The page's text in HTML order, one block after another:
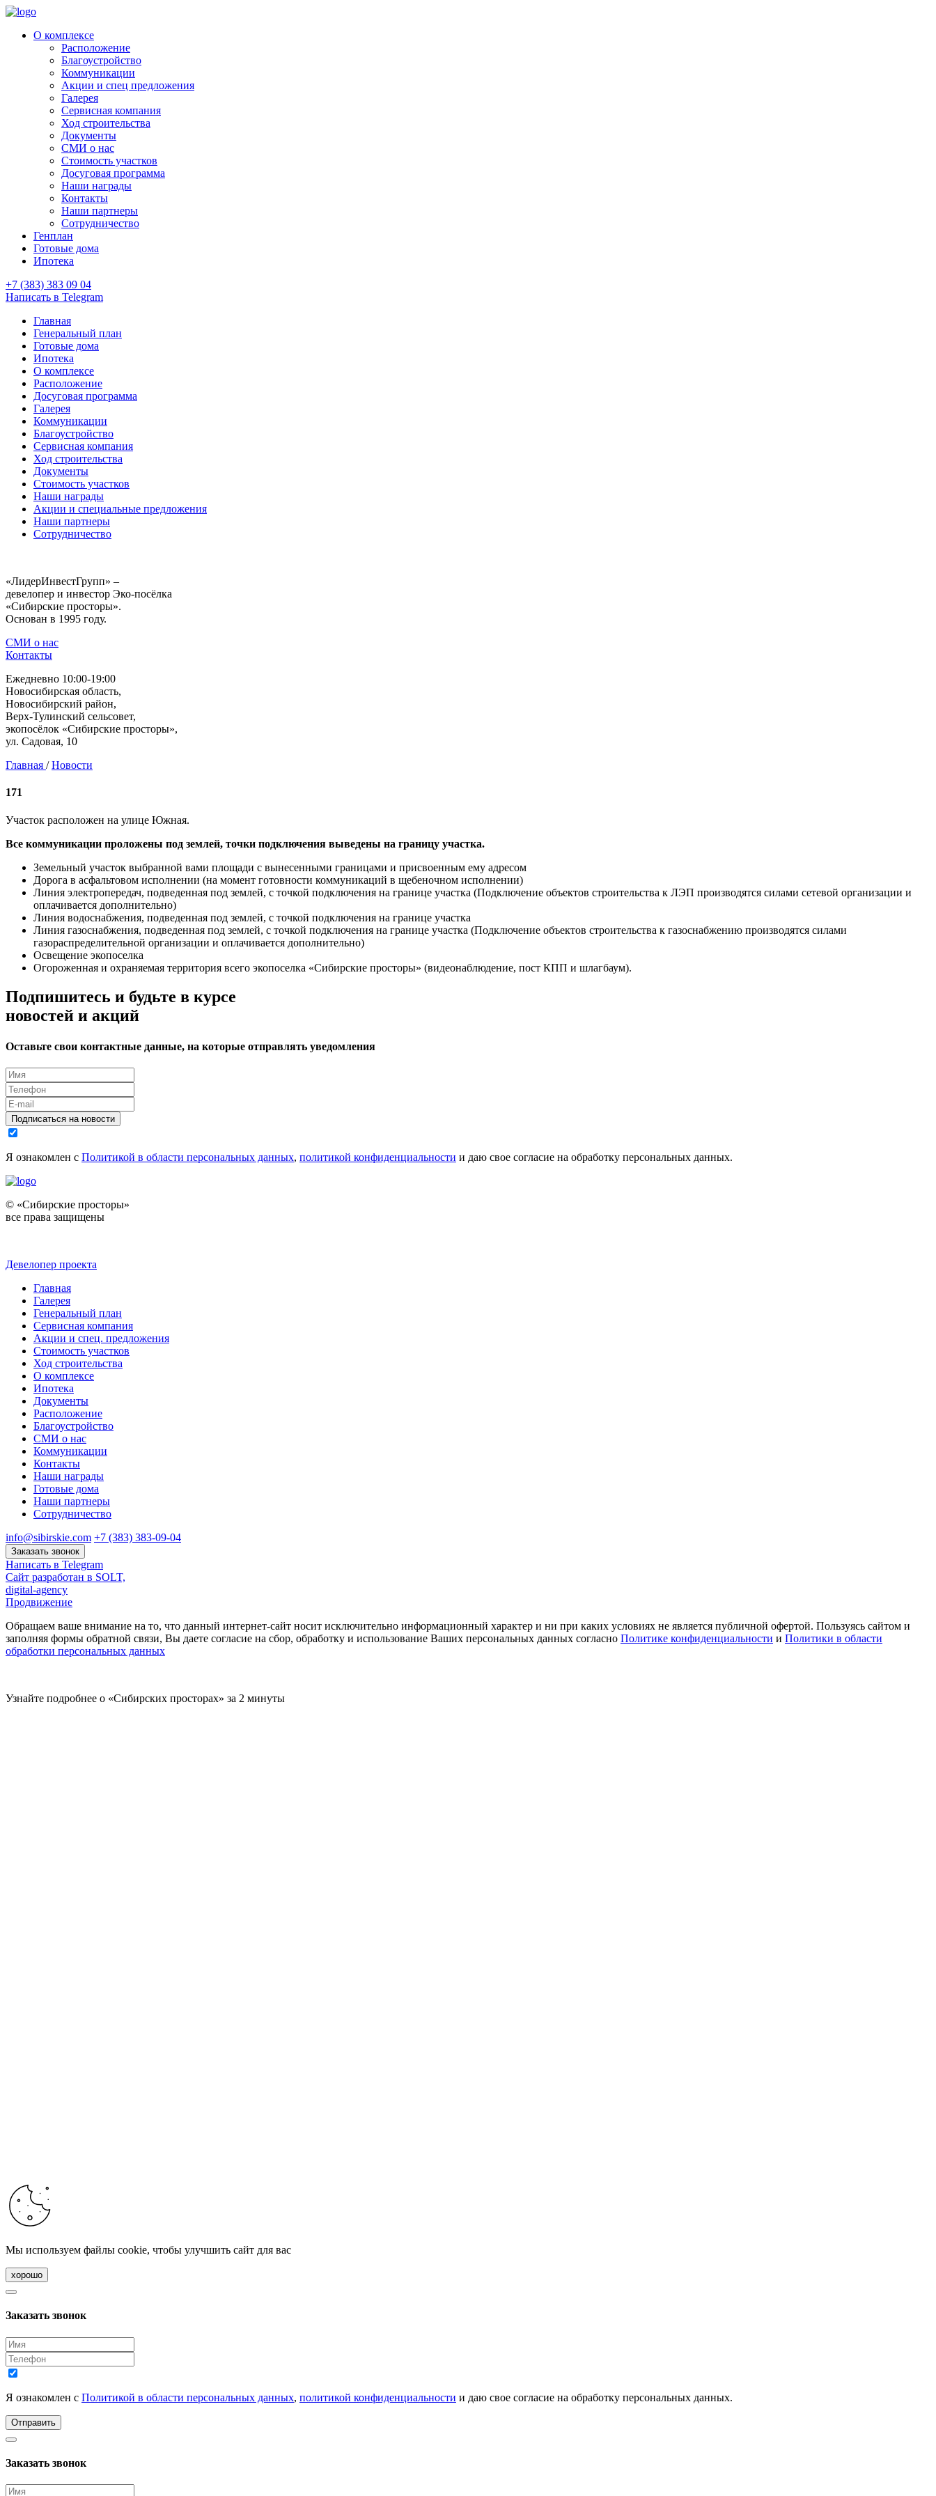
О комплексе
Расположение
Благоустройство
Коммуникации
Акции и спец предложения
Галерея
Сервисная компания
Ход строительства
Документы
СМИ о нас
Стоимость участков
Досуговая программа
Наши награды
Контакты
Наши партнеры
Сотрудничество
Генплан
Готовые дома
Ипотека
+7 (383) 383 09 04
Написать в Telegram
Главная
Генеральный план
Готовые дома
Ипотека
О комплексе
Расположение
Досуговая программа
Галерея
Коммуникации
Благоустройство
Сервисная компания
Ход строительства
Документы
Стоимость участков
Наши награды
Акции и специальные предложения
Наши партнеры
Сотрудничество
«ЛидерИнвестГрупп» –
девелопер и инвестор Эко-посёлка
«Сибирские просторы».
Основан в 1995 году.
СМИ о нас
Контакты
Ежедневно 10:00-19:00
Новосибирская область,
Новосибирский район,
Верх-Тулинский сельсовет,
экопосёлок «Сибирские просторы»,
ул. Садовая, 10
Главная / Новости
171
Участок расположен на улице Южная.
Все коммуникации проложены под землей, точки подключения выведены на границу участка.
Земельный участок выбранной вами площади с вынесенными границами и присвоенным ему адресом
Дорога в асфальтовом исполнении (на момент готовности коммуникаций в щебеночном исполнении)
Линия электропередач, подведенная под землей, с точкой подключения на границе участка (Подключение объектов строительства к ЛЭП производятся силами сетевой организации и
оплачивается дополнительно)
Линия водоснабжения, подведенная под землей, с точкой подключения на границе участка
Линия газоснабжения, подведенная под землей, с точкой подключения на границе участка (Подключение объектов строительства к газоснабжению производятся силами
газораспределительной организации и оплачивается дополнительно)
Освещение экопоселка
Огороженная и охраняемая территория всего экопоселка «Сибирские просторы» (видеонаблюдение, пост КПП и шлагбаум).
Подпишитесь и будьте в курсе
новостей и акций
Оставьте свои контактные данные, на которые отправлять уведомления
Подписаться на новости
Я ознакомлен с Политикой в области персональных данных, политикой конфиденциальности и даю свое согласие на обработку персональных данных.
© «Сибирские просторы»
все права защищены
Девелопер проекта
Главная
Галерея
Генеральный план
Сервисная компания
Акции и спец. предложения
Стоимость участков
Ход строительства
О комплексе
Ипотека
Документы
Расположение
Благоустройство
СМИ о нас
Коммуникации
Контакты
Наши награды
Готовые дома
Наши партнеры
Сотрудничество
info@sibirskie.com +7 (383) 383-09-04
Заказать звонок
Написать в Telegram
Сайт разработан в SOLT,
digital-agency
Продвижение
Обращаем ваше внимание на то, что данный интернет-сайт носит исключительно информационный характер и ни при каких условиях не является публичной офертой. Пользуясь сайтом и
заполняя формы обратной связи, Вы даете согласие на сбор, обработку и использование Ваших персональных данных согласно Политике конфиденциальности и Политики в области
обработки персональных данных
Узнайте подробнее о «Сибирских просторах» за 2 минуты
Мы используем файлы cookie, чтобы улучшить сайт для вас
хорошо
Заказать звонок
Я ознакомлен с Политикой в области персональных данных, политикой конфиденциальности и даю свое согласие на обработку персональных данных.
Отправить
Заказать звонок